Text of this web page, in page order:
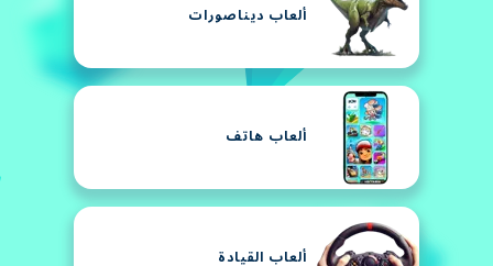
ألعاب ديناصورات
ألعاب هاتف
ألعاب القيادة